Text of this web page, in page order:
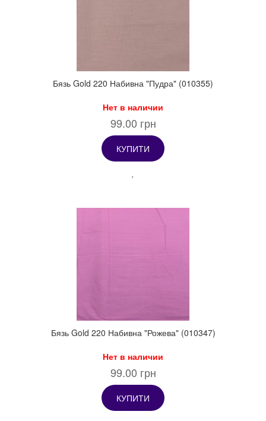
Бязь Gold 220 Набивна "Пудра" (010355)
Нет в наличии
99.00 грн
КУПИТИ
Бязь Gold 220 Набивна "Рожева" (010347)
Нет в наличии
99.00 грн
КУПИТИ